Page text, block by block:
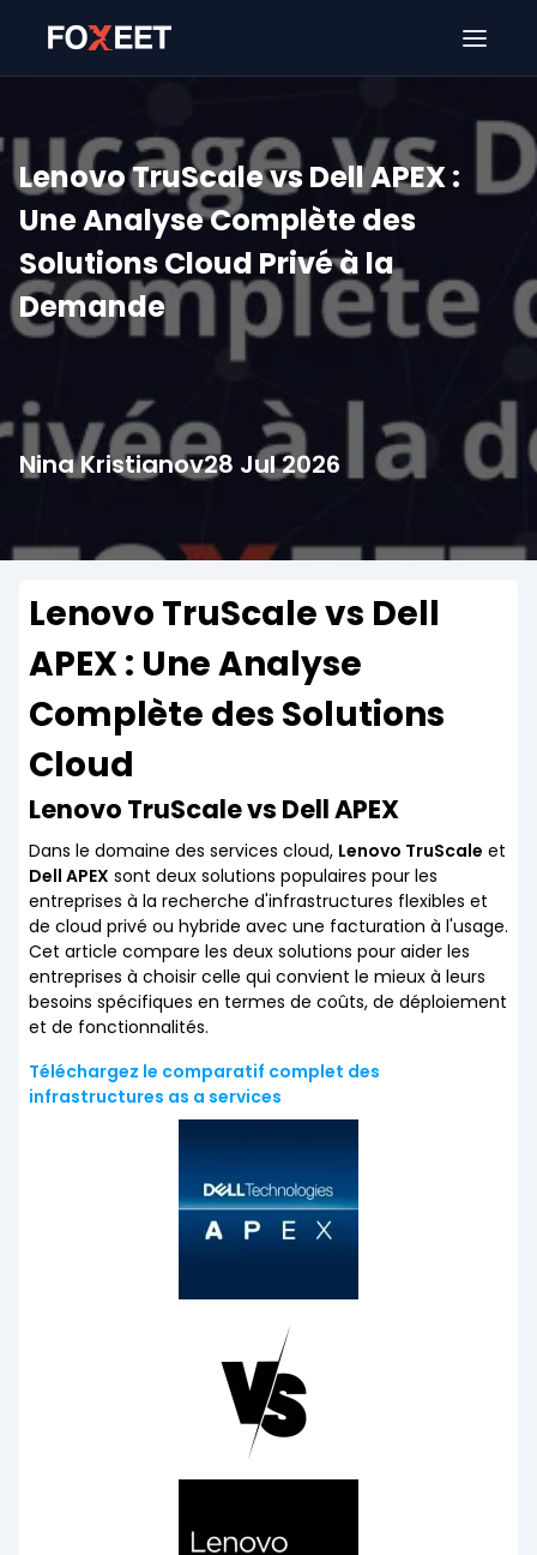
Lenovo TruScale vs Dell APEX :
Une Analyse Complète des
Solutions Cloud Privé à la
Demande
Nina Kristianov28 Jul 2026
Lenovo TruScale vs Dell
APEX : Une Analyse
Complète des Solutions
Cloud
Lenovo TruScale vs Dell APEX
Dans le domaine des services cloud, Lenovo TruScale et
Dell APEX sont deux solutions populaires pour les
entreprises à la recherche d'infrastructures flexibles et
de cloud privé ou hybride avec une facturation à l'usage.
Cet article compare les deux solutions pour aider les
entreprises à choisir celle qui convient le mieux à leurs
besoins spécifiques en termes de coûts, de déploiement
et de fonctionnalités.
Téléchargez le comparatif complet des
infrastructures as a services